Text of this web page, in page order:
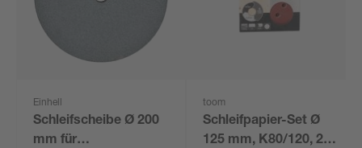
Einhell
Schleifscheibe Ø 200
mm für
toom
Schleifpapier-Set Ø
125 mm, K80/120, 20